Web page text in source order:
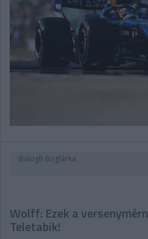
Balogh Boglárka
Wolff: Ezek a
Teletabik!